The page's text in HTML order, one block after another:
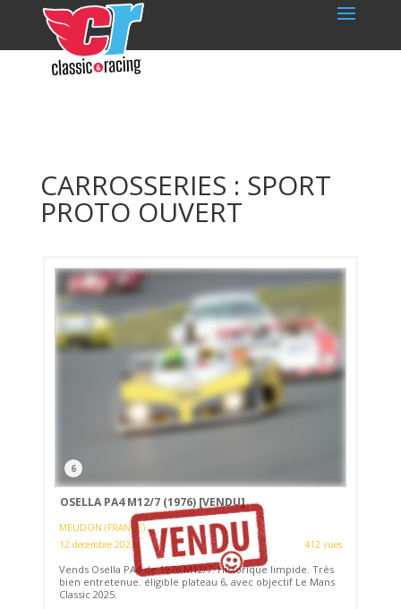
CARROSSERIES : SPORT
PROTO OUVERT
6
OSELLA PA4 M12/7 (1976) [VENDU]
MEUDON (FRANCE)
12 décembre 2023
412 vues
Vends Osella PA4 de 1976,M12/7. Historique limpide. Très
bien entretenue. éligible plateau 6, avec objectif Le Mans
Classic 2025.